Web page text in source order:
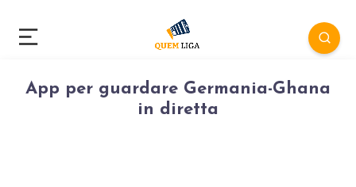
App per guardare Germania-Ghana
in diretta